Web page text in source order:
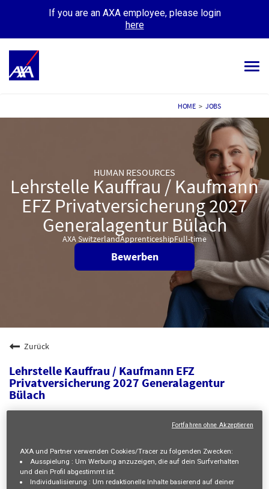
If you are an AXA employee, please login
here
MEET OUR PEOPLE
MY APPLICATIONS MY PROFILE
HOME > JOBS
HUMAN RESOURCES
Lehrstelle Kauffrau / Kaufmann
EFZ Privatversicherung 2027
Generalagentur Bülach
AXA SwitzerlandApprenticeshipFull-time
Bewerben
Zurück
Lehrstelle Kauffrau / Kaufmann EFZ
Privatversicherung 2027 Generalagentur
Bülach
23095
No Level
Stephanie GATTI
AXA und Partner verwenden Cookies/Tracer zu folgenden Zwecken:
Ausspielung : Um Werbung anzuzeigen, die auf dein Surfverhalten
und dein Profil abgestimmt ist.
Individualisierung : Um redaktionelle Inhalte basierend auf deiner
Fortfahren ohne Akzeptieren